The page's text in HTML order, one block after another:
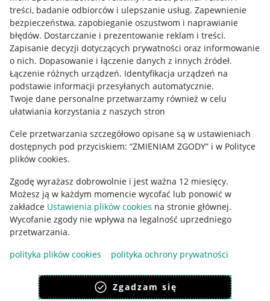
treści, badanie odbiorców i ulepszanie usług. Zapewnienie
bezpieczeństwa, zapobieganie oszustwom i naprawianie
błędów. Dostarczanie i prezentowanie reklam i treści.
Zapisanie decyzji dotyczących prywatności oraz informowanie
o nich. Dopasowanie i łączenie danych z innych źródeł.
Łączenie różnych urządzeń. Identyfikacja urządzeń na
podstawie informacji przesyłanych automatycznie.
Twoje dane personalne przetwarzamy również w celu
ułatwiania korzystania z naszych stron
Cele przetwarzania szczegółowo opisane są w ustawieniach
dostępnych pod przyciskiem: “ZMIENIAM ZGODY” i w Polityce
plików cookies.
Zgodę wyrażasz dobrowolnie i jest ważna 12 miesięcy.
Możesz ją w każdym momencie wycofać lub ponowić w
zakładce Ustawienia plików cookies na stronie głównej.
Wycofanie zgody nie wpływa na legalność uprzedniego
przetwarzania.
polityka plików cookies
polityka ochrony prywatności
Zgadzam się
Mapa miejscowości
Informacje prawne
Regulamin
Polityka plików "cookies"
Ustawienia plików "cookies"
Udostępnianie lokalizacji
Informacje dla Aktu o Usługach Cyfrowych
Pobierz aplikację